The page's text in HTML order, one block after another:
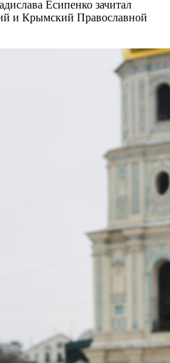
Есипенко зачитал
и Крымский Православной